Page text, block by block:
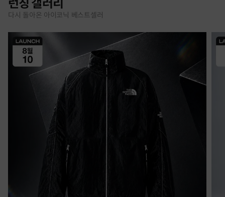
런칭 갤러리
다시 돌아온 아이코닉 베스트셀러